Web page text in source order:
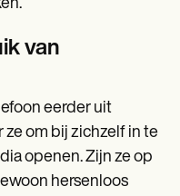
van
eerder uit
om bij zichzelf in te
openen. Zijn ze op
hersenloos